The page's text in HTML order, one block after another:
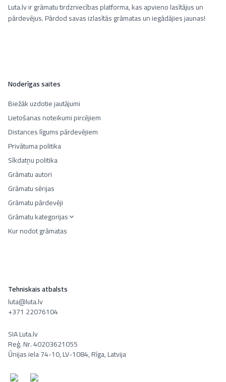
Luta.lv ir grāmatu tirdzniecības platforma, kas apvieno lasītājus un
pārdevējus. Pārdod savas izlasītās grāmatas un iegādājies jaunas!
Noderīgas saites
Biežāk uzdotie jautājumi
Lietošanas noteikumi pircējiem
Distances līgums pārdevējiem
Privātuma politika
Sīkdatņu politika
Grāmatu autori
Grāmatu sērijas
Grāmatu pārdevēji
Grāmatu kategorijas
Kur nodot grāmatas
Tehniskais atbalsts
luta@luta.lv
+371 22076104
SIA Luta.lv
Reģ. Nr. 40203621055
Ūnijas iela 74-10, LV-1084, Rīga, Latvija